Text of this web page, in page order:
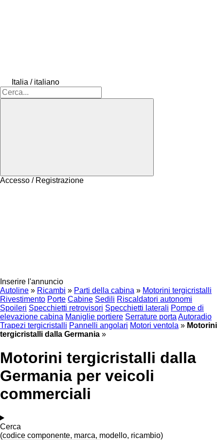
Italia / italiano
Accesso / Registrazione
Inserire l'annuncio
Autoline » Ricambi » Parti della cabina » Motorini tergicristalli
Rivestimento Porte Cabine Sedili Riscaldatori autonomi
Spoileri Specchietti retrovisori Specchietti laterali Pompe di
elevazione cabina Maniglie portiere Serrature porta Autoradio
Trapezi tergicristalli Pannelli angolari Motori ventola » Motorini
tergicristalli dalla Germania »
Motorini tergicristalli dalla
Germania per veicoli
commerciali
Cerca
(codice componente, marca, modello, ricambio)